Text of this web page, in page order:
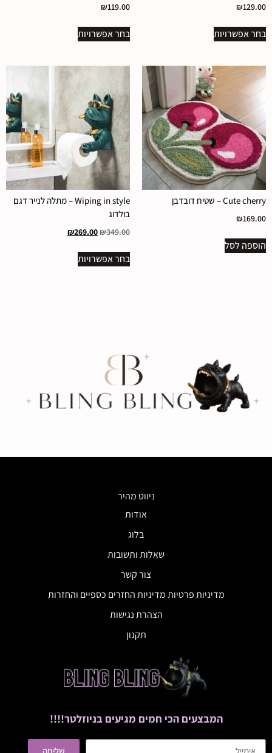
₪129.00
בחר אפשרויות
₪119.00
בחר אפשרויות
Cute cherry – שטיח דובדבן
₪169.00
הוספה לסל
Wiping in style – מתלה לנייר דגם
בולדוג
₪349.00
₪269.00
בחר אפשרויות
ניווט מהיר
אודות
בלוג
שאלות ותשובות
צור קשר
מדיניות פרטיות מדיניות החזרים כספיים והחזרות
הצהרת נגישות
תקנון
המבצעים הכי חמים מגיעים בניוזלטר!!!!